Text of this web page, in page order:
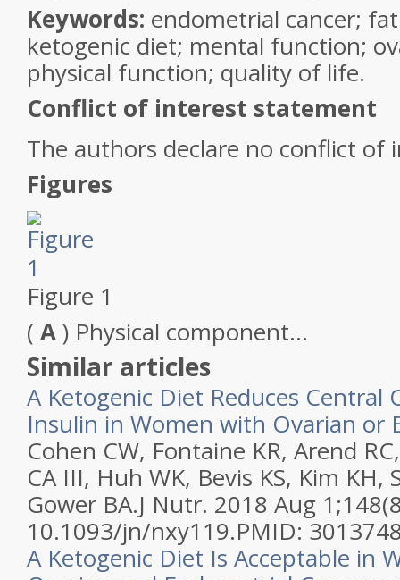
Keywords: endometrial cancer;
ketogenic diet; mental function;
physical function; quality of life.
Conflict of interest statement
The authors declare no conflict of
Figures
Figure 1
( A) Physical component…
Similar articles
A Ketogenic Diet Reduces Central
Insulin in Women with Ovarian or
Cohen CW, Fontaine KR, Arend
CA III, Huh WK, Bevis KS, Kim KH,
Gower BA.J Nutr. 2018 Aug
10.1093/jn/nxy119.PMID:
A Ketogenic Diet Is Acceptable in